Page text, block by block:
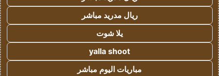
ريال مدريد مباشر
يلا شوت
yalla shoot
مباريات اليوم مباشر